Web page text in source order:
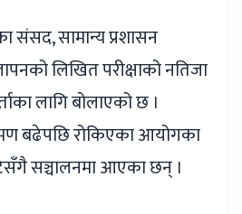
संसद, सामान्य प्रशासन
लिखित परीक्षाको नतिजा
लागि बोलाएको छ ।
बढेपछि रोकिएका आयोगका
सञ्चालनमा आएका छन् ।